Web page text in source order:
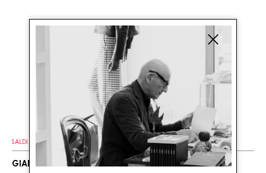
SALDI
GIANNI CHIARINI
SALDI
GIANNI CHIARINI